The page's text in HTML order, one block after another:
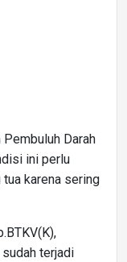
Darah
ini perlu
karena sering
terjadi